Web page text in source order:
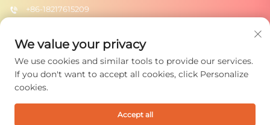
+86-18217615209
Saada
We value your privacy
We use cookies and similar tools to provide our services.
If you don't want to accept all cookies, click Personalize
cookies.
Accept all